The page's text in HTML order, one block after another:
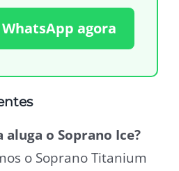
agora
aluga o Soprano Ice?
o Soprano Titanium